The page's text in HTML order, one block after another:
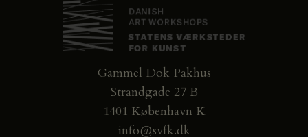
Gammel Dok Pakhus
Strandgade 27 B
1401 København K
info@svfk.dk